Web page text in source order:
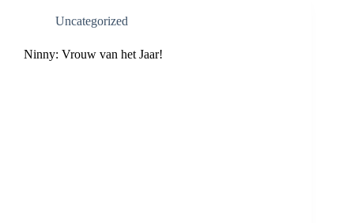
Uncategorized
Ninny: Vrouw van het Jaar!